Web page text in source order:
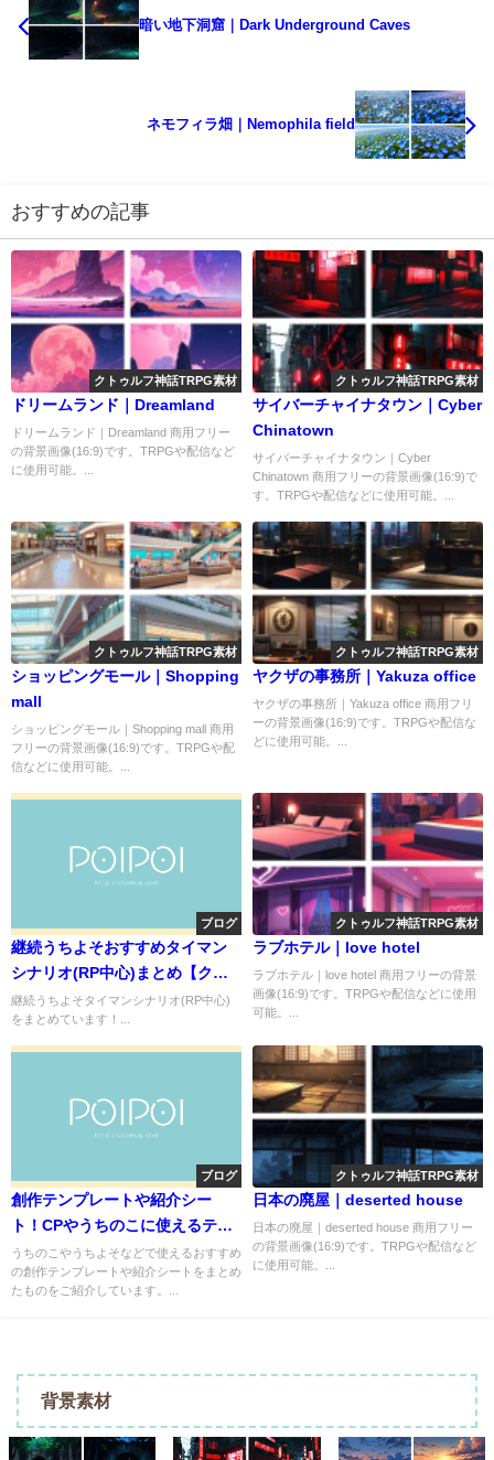
暗い地下洞窟｜Dark Underground Caves
ネモフィラ畑｜Nemophila field
おすすめの記事
クトゥルフ神話TRPG素材
ドリームランド｜Dreamland
ドリームランド｜Dreamland 商用フリー
の背景画像(16:9)です。TRPGや配信など
に使用可能。...
クトゥルフ神話TRPG素材
サイバーチャイナタウン｜Cyber
​​Chinatown
サイバーチャイナタウン｜Cyber ​​
Chinatown 商用フリーの背景画像(16:9)で
す。TRPGや配信などに使用可能。...
クトゥルフ神話TRPG素材
ショッピングモール｜Shopping
mall
ショッピングモール｜Shopping mall 商用
フリーの背景画像(16:9)です。TRPGや配
信などに使用可能。...
クトゥルフ神話TRPG素材
ヤクザの事務所｜Yakuza office
ヤクザの事務所｜Yakuza office 商用フリ
ーの背景画像(16:9)です。TRPGや配信な
どに使用可能。...
ブログ
継続うちよそおすすめタイマン
シナリオ(RP中心)まとめ【クト
ゥルフ神話TRPG】
継続うちよそタイマンシナリオ(RP中心)
をまとめています！...
クトゥルフ神話TRPG素材
ラブホテル｜love hotel
ラブホテル｜love hotel 商用フリーの背景
画像(16:9)です。TRPGや配信などに使用
可能。...
ブログ
創作テンプレートや紹介シー
ト！CPやうちのこに使えるテン
プレートおすすめまとめ【元ツ
イあり】
うちのこやうちよそなどで使えるおすすめ
の創作テンプレートや紹介シートをまとめ
たものをご紹介しています。...
クトゥルフ神話TRPG素材
日本の廃屋｜deserted house
日本の廃屋｜deserted house 商用フリー
の背景画像(16:9)です。TRPGや配信など
に使用可能。...
背景素材